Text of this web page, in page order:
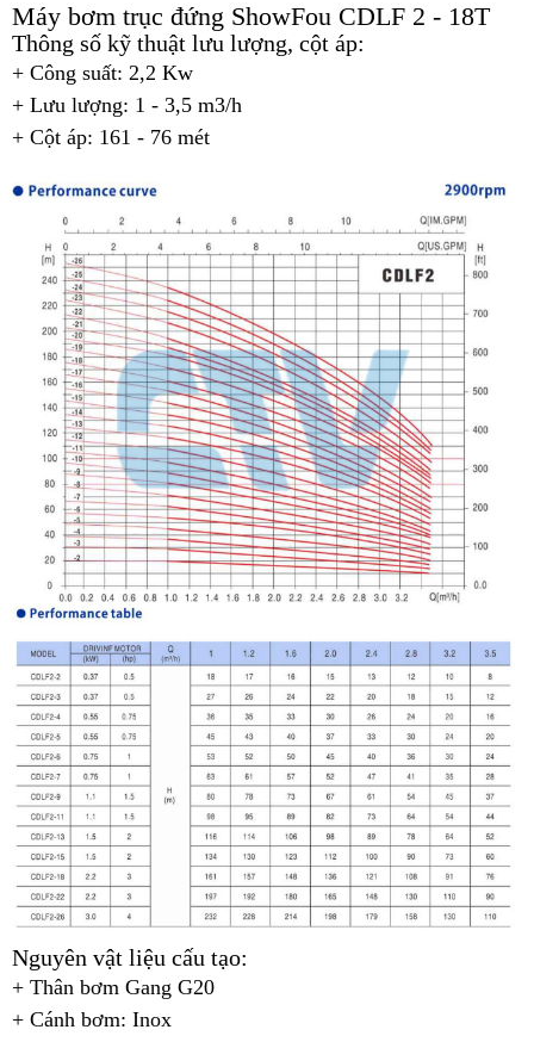
Máy bơm trục đứng ShowFou CDLF 2 - 18T
Thông số kỹ thuật lưu lượng, cột áp:
+ Công suất: 2,2 Kw
+ Lưu lượng: 1 - 3,5 m3/h
+ Cột áp: 161 - 76 mét
Nguyên vật liệu cấu tạo:
+ Thân bơm Gang G20
+ Cánh bơm: Inox